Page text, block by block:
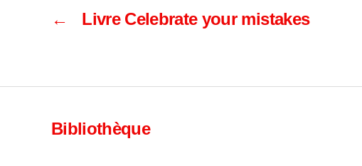
← Livre Celebrate your mistakes
Bibliothèque